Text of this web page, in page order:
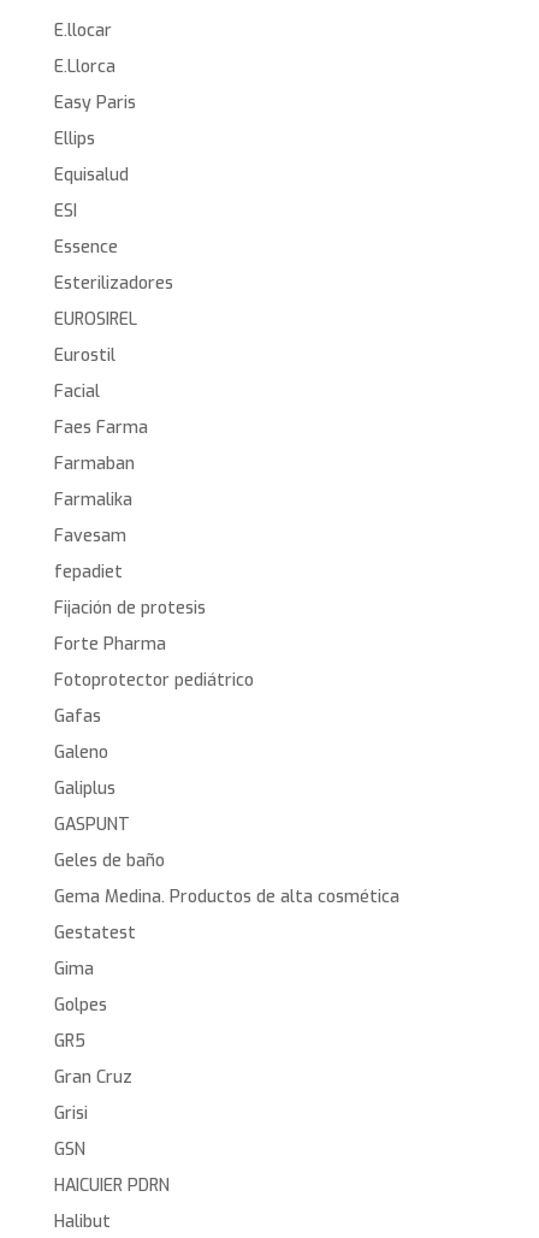
E.llocar
E.Llorca
Easy Paris
Ellips
Equisalud
ESI
Essence
Esterilizadores
EUROSIREL
Eurostil
Facial
Faes Farma
Farmaban
Farmalika
Favesam
fepadiet
Fijación de protesis
Forte Pharma
Fotoprotector pediátrico
Gafas
Galeno
Galiplus
GASPUNT
Geles de baño
Gema Medina. Productos de alta cosmética
Gestatest
Gima
Golpes
GR5
Gran Cruz
Grisi
GSN
HAICUIER PDRN
Halibut